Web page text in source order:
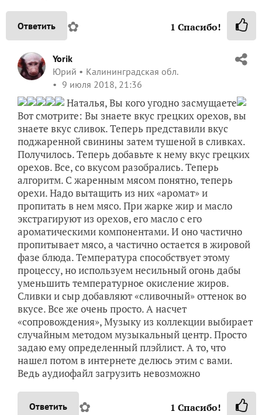
Ответить ✿ 1 Спасибо!
Yorik
Юрий
Калининградская обл.
9 июля 2018, 21:36
Наталья, Вы кого угодно засмущаете
Вот смотрите: Вы знаете вкус грецких орехов, вы
знаете вкус сливок. Теперь представили вкус
поджаренной свинины затем тушеной в сливках.
Получилось. Теперь добавьте к нему вкус грецких
орехов. Все, со вкусом разобрались. Теперь
алгоритм. С жаренным мясом понятно, теперь
орехи. Надо вытащить из них «аромат» и
пропитать в нем мясо. При жарке жир и масло
экстрагируют из орехов, его масло с его
ароматическими компонентами. И оно частично
пропитывает мясо, а частично остается в жировой
фазе блюда. Температура способствует этому
процессу, но используем несильный огонь дабы
уменьшить температурное окисление жиров.
Сливки и сыр добавляют «сливочный» оттенок во
вкусе. Все же очень просто. А насчет
«сопровождения», Музыку из коллекции выбирает
случайным методом музыкальный центр. Просто
задаю ему определенный плэйлист. А то, что
нашел потом в интернете делюсь этим с вами.
Ведь аудиофайл загрузить невозможно
Ответить ✿ 1 Спасибо!